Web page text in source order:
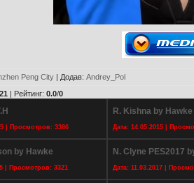
Peng City| Додав: Andrey_Pol
| Рейтинг: 0.0/0
| Просмотров: 3386
R. Kishna by Hawke
Дата: 14.05.2015 |
by Hawke
| Просмотров: 3321
N. Clyne PES2017
Дата: 11.03.2017 |